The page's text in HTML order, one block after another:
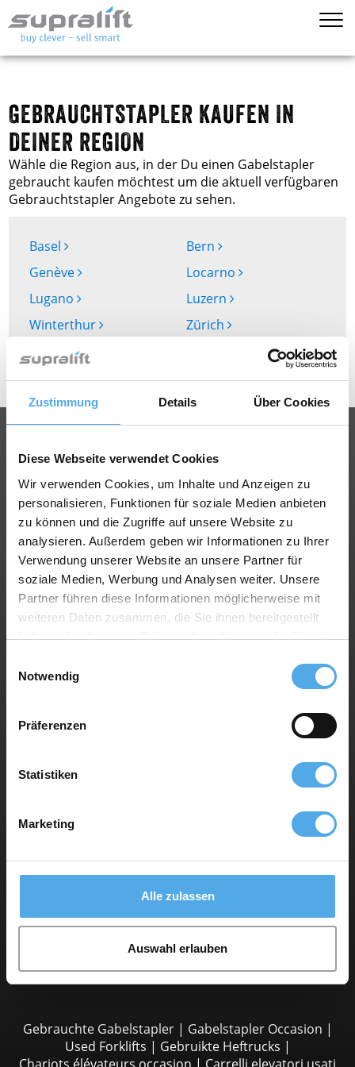
Zustimmung Details Über Cookies
Diese Webseite verwendet Cookies
Wir verwenden Cookies, um Inhalte und Anzeigen zu
personalisieren, Funktionen für soziale Medien anbieten
zu können und die Zugriffe auf unsere Website zu
analysieren. Außerdem geben wir Informationen zu Ihrer
Verwendung unserer Website an unsere Partner für
soziale Medien, Werbung und Analysen weiter. Unsere
Partner führen diese Informationen möglicherweise mit
weiteren Daten zusammen, die Sie ihnen bereitgestellt
haben oder die sie im Rahmen Ihrer Nutzung der Dienste
Notwendig
Präferenzen
Statistiken
Marketing
Alle zulassen
Auswahl erlauben
GEBRAUCHTSTAPLER KAUFEN IN
DEINER REGION
Wähle die Region aus, in der Du einen Gabelstapler
gebraucht kaufen möchtest um die aktuell verfügbaren
Gebrauchtstapler Angebote zu sehen.
Basel
Bern
Genève
Locarno
Lugano
Luzern
Winterthur
Zürich
Stellenanzeigen
Topseller
Gabelstapler Wissen
Enzyklopädie
Firma
Werbung
Gebrauchte Gabelstapler| Gabelstapler Occasion |
Used Forklifts | Gebruikte Heftrucks |